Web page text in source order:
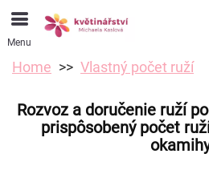
Menu
Home Vlastný počet ruží
Rozvoz a doručenie ruží
prispôsobený počet